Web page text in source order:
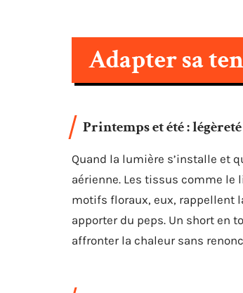
Adapter sa
Printemps et été :
Quand la lumière s’installe et
aérienne. Les tissus comme le
motifs floraux, eux, rappellent
apporter du peps. Un short en
affronter la chaleur sans